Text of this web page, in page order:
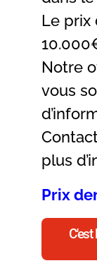
Le prix
Notre
vous
plus
Prix